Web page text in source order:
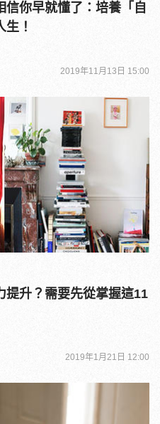
你早就懂了：培養「自
！
2019年11月13日 15:00
提升？需要先從掌握這11
2019年1月21日 12:00